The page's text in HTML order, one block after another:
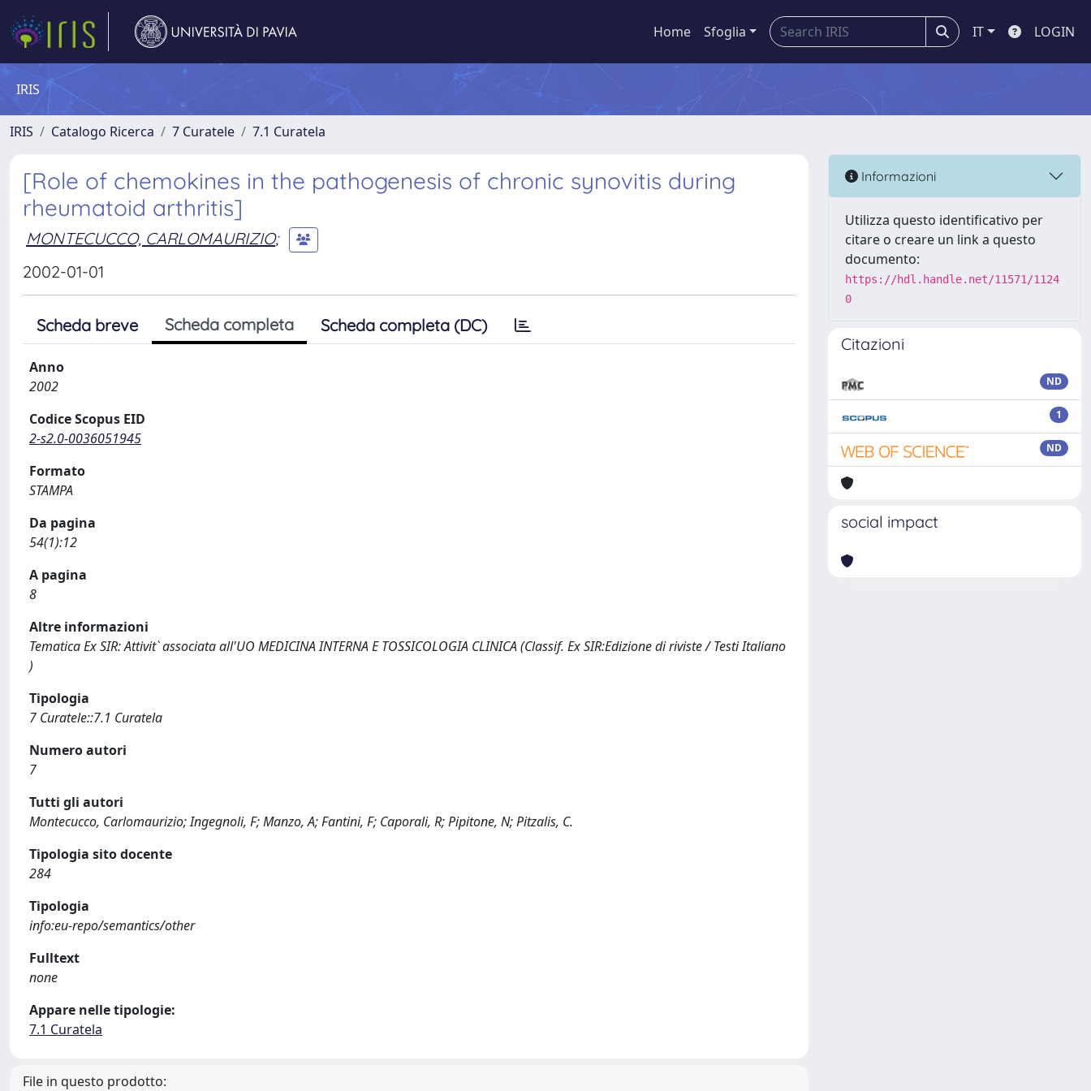
Home Sfoglia IT LOGIN
IRIS
IRIS Catalogo Ricerca 7 Curatele 7.1 Curatela
[Role of chemokines in the pathogenesis of chronic synovitis during
rheumatoid arthritis]
MONTECUCCO, CARLOMAURIZIO;
2002-01-01
Scheda breve Scheda completa Scheda completa (DC)
Anno
2002
Codice Scopus EID
2-s2.0-0036051945
Formato
STAMPA
Da pagina
54(1):12
A pagina
8
Altre informazioni
Tematica Ex SIR: Attivit` associata all'UO MEDICINA INTERNA E TOSSICOLOGIA CLINICA (Classif. Ex SIR:Edizione di riviste / Testi Italiano
)
Tipologia
7 Curatele::7.1 Curatela
Numero autori
7
Tutti gli autori
Montecucco, Carlomaurizio; Ingegnoli, F; Manzo, A; Fantini, F; Caporali, R; Pipitone, N; Pitzalis, C.
Tipologia sito docente
284
Tipologia
info:eu-repo/semantics/other
Fulltext
none
Appare nelle tipologie:
7.1 Curatela
File in questo prodotto:
Informazioni
Utilizza questo identificativo per
citare o creare un link a questo
documento:
https://hdl.handle.net/11571/1124
0
Citazioni
ND
1
ND
social impact